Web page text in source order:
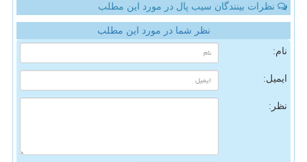
نظرات بینندگان سیب پال در مورد این مطلب
نظر شما در مورد این مطلب
نام:
ایمیل:
نظر: